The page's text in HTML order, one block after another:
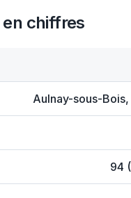
en chiffres
Aulnay-sous-Bois,
94 (